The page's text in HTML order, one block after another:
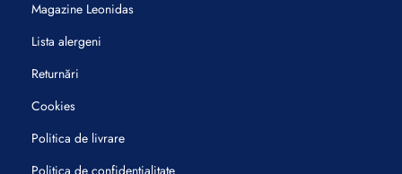
Magazine Leonidas
Lista alergeni
Returnări
Cookies
Politica de livrare
Politica de confidențialitate